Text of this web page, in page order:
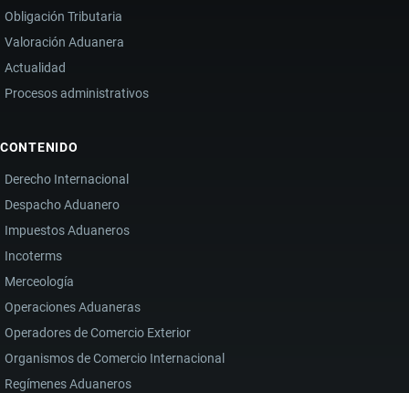
Obligación Tributaria
Valoración Aduanera
Actualidad
Procesos administrativos
CONTENIDO
Derecho Internacional
Despacho Aduanero
Impuestos Aduaneros
Incoterms
Merceología
Operaciones Aduaneras
Operadores de Comercio Exterior
Organismos de Comercio Internacional
Regímenes Aduaneros